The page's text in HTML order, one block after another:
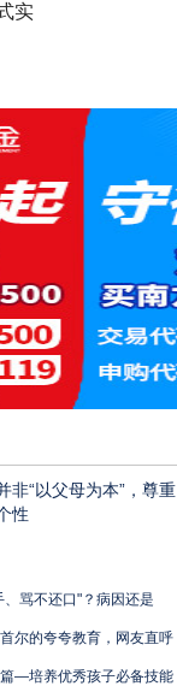
实
非“以父母为本”，尊重
性
骂不还口"？病因还是
尔的夸夸教育，网友直呼
—培养优秀孩子必备技能